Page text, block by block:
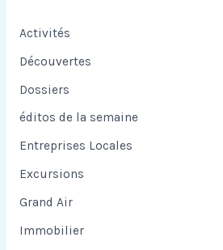
Activités
Découvertes
Dossiers
éditos de la semaine
Entreprises Locales
Excursions
Grand Air
Immobilier